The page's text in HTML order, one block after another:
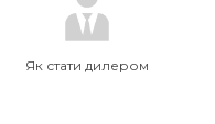
Як стати дилером